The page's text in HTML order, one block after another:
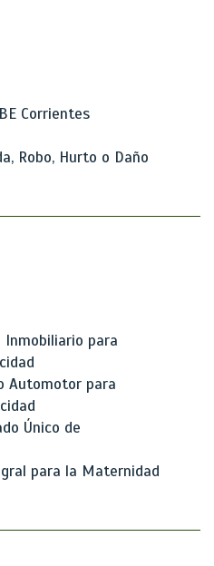
Corrientes
Robo, Hurto o Daño
Inmobiliario para
Automotor para
Único de
para la Maternidad